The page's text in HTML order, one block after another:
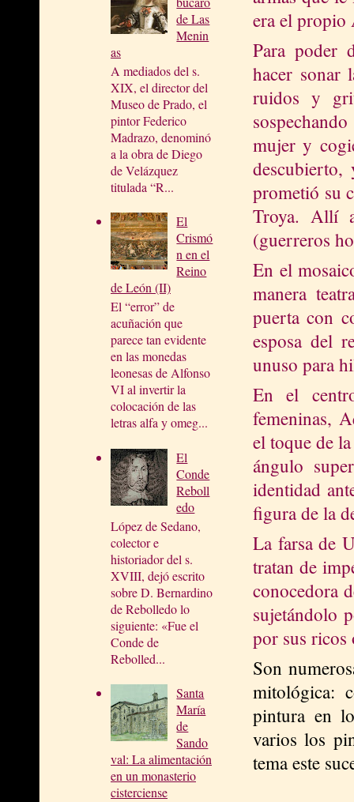
de Las
Menin
as
A mediados del s.
XIX, el director del
Museo de Prado, el
pintor Federico
Madrazo, denominó
a la obra de Diego
de Velázquez
titulada “R...
El
Crismó
n en el
Reino
de León (II)
El “error” de
acuñación que
parece tan evidente
en las monedas
leonesas de Alfonso
VI al invertir la
colocación de las
letras alfa y omeg...
El
Conde
Reboll
edo
López de Sedano,
colector e
historiador del s.
XVIII, dejó escrito
sobre D. Bernardino
de Rebolledo lo
siguiente: «Fue el
Conde de
Rebolled...
Santa
María
de
Sando
val: La alimentación
en un monasterio
cisterciense
era el propio
Para poder
hacer sonar
ruidos y
mujer y
prometió su
Troya. Allí
(guerreros
En el
manera
puerta con
esposa del
unuso para
En el
femeninas,
el toque de
ángulo
identidad
figura de la
La farsa de
tratan de
conocedora
sujetándolo
por sus ricos
Son
mitológica:
pintura en
varios los
tema este